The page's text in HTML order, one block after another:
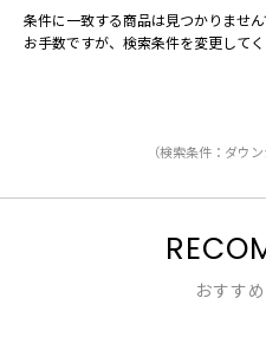
条件に一致する商品は見つかりません
お手数ですが、検索条件を変更してく
（検索条件：ダウ
おすす